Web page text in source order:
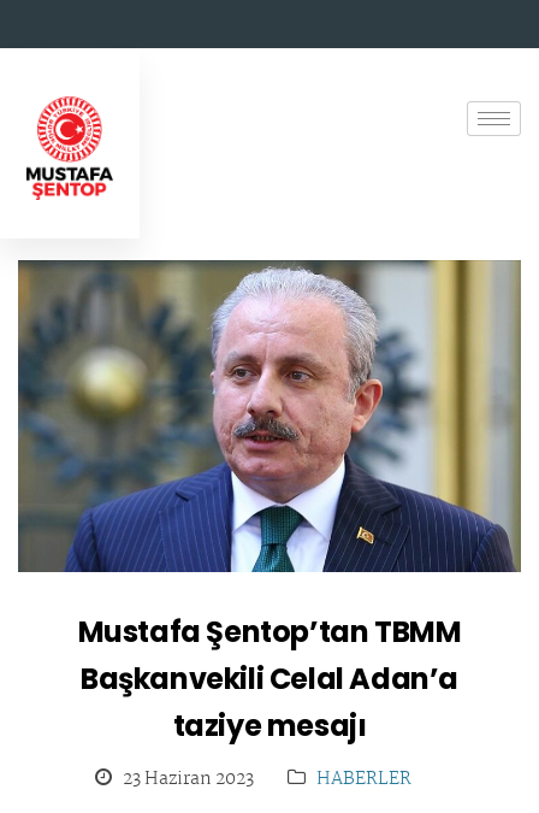
Mustafa Şentop’tan TBMM
Başkanvekili Celal Adan’a
taziye mesajı
23 Haziran 2023 HABERLER